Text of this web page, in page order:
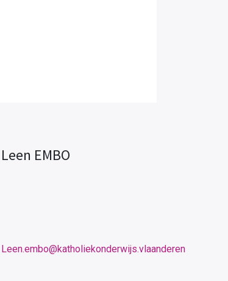
Leen EMBO
Leen.embo@katholiekonderwijs.vlaanderen